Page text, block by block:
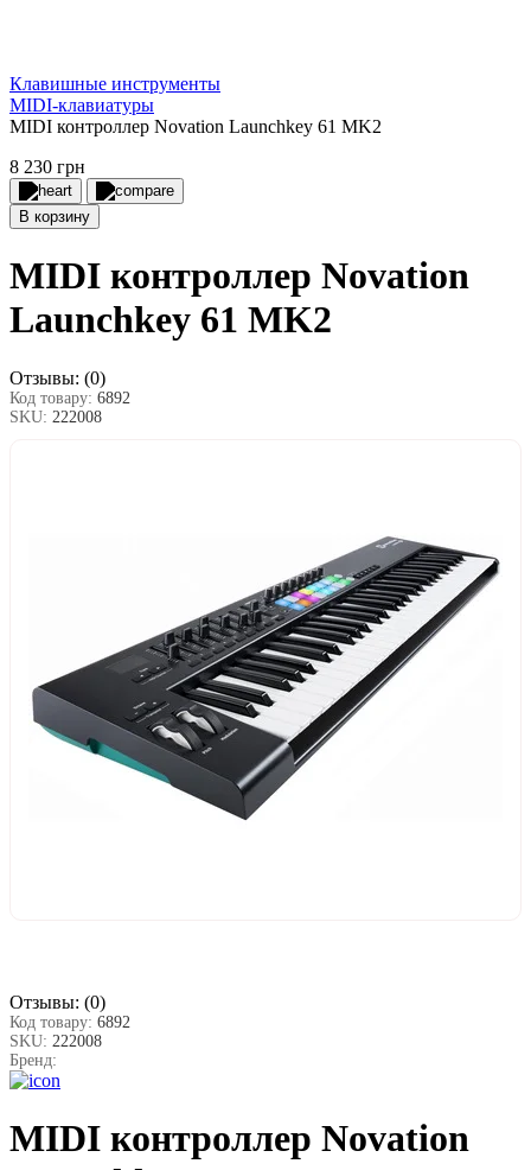
Клавишные инструменты
MIDI-клавиатуры
MIDI контроллер Novation Launchkey 61 MK2
8 230 грн
В корзину
MIDI контроллер Novation
Launchkey 61 MK2
Отзывы: (0)
Код товару: 6892
SKU: 222008
Отзывы: (0)
Код товару: 6892
SKU: 222008
Бренд:
MIDI контроллер Novation